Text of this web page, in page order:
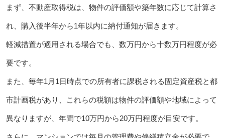
まず、不動産取得税は、物件の評価額や築年数に応じて計算さ
れ、購入後半年から1年以内に納付通知が届きます。
軽減措置が適用される場合でも、数万円から十数万円程度が必
要です。
また、毎年1月1日時点での所有者に課税される固定資産税と都
市計画税があり、これらの税額は物件の評価額や地域によって
異なりますが、年間で10万円から20万円程度が目安です。